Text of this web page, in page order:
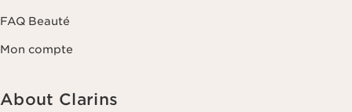
FAQ Beauté
Mon compte
About Clarins